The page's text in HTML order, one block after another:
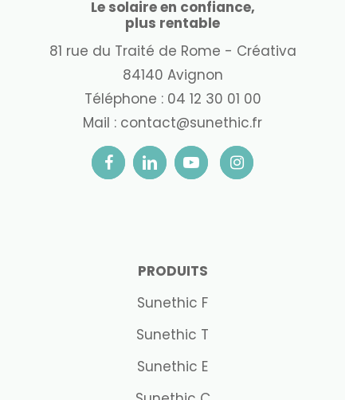
Le solaire en confiance,
plus rentable
81 rue du Traité de Rome - Créativa
84140 Avignon
Téléphone : 04 12 30 01 00
Mail : contact@sunethic.fr
PRODUITS
Sunethic F
Sunethic T
Sunethic E